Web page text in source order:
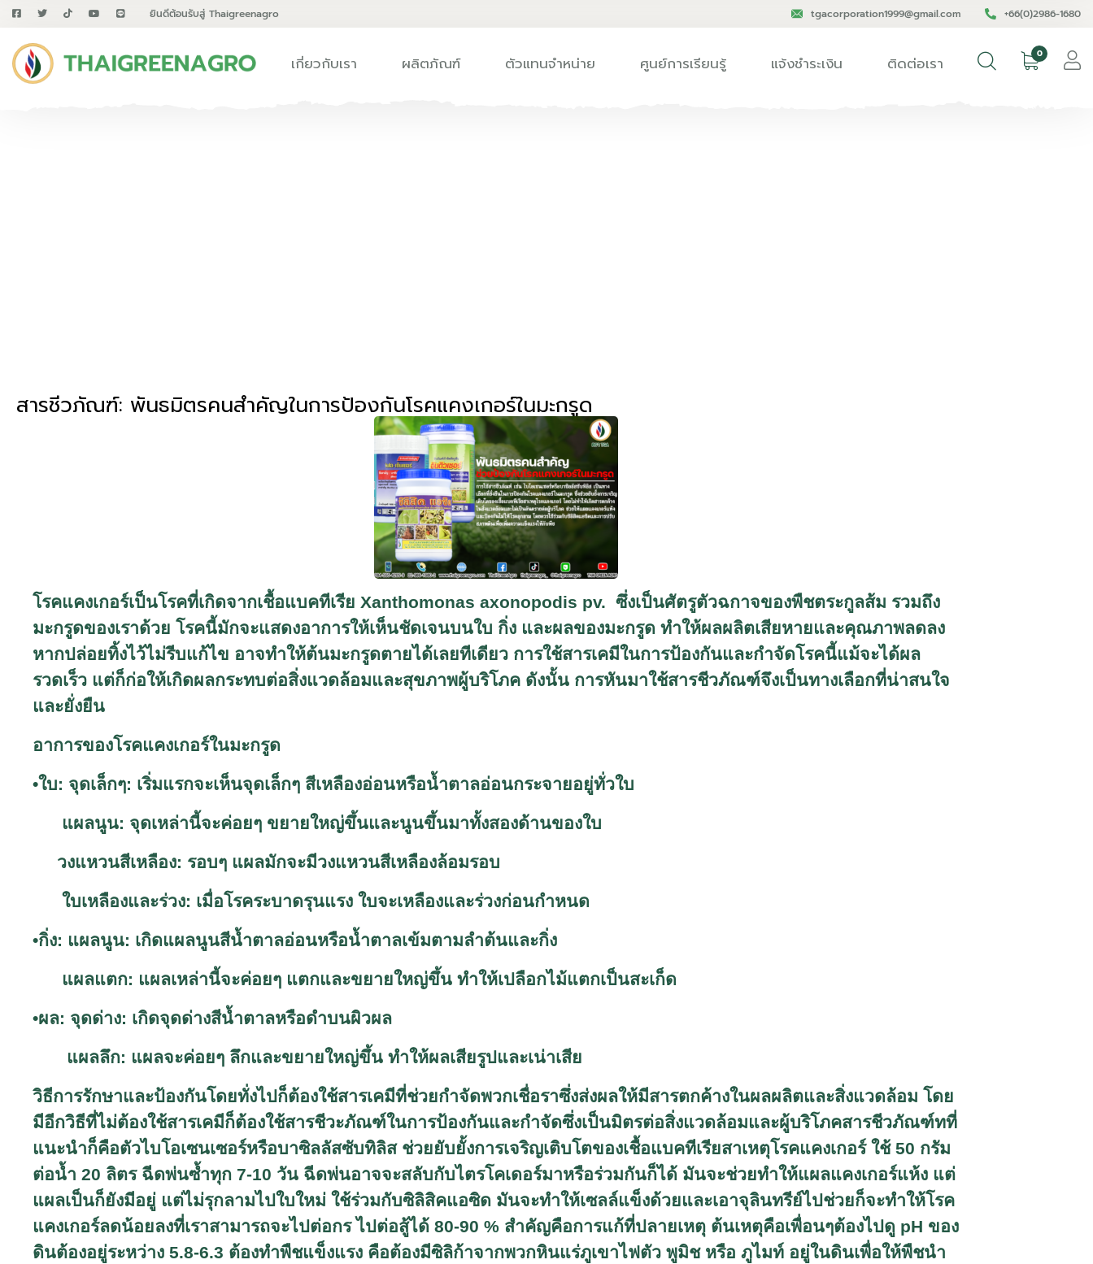
ยินดีต้อนรับสู่ Thaigreenagro tgacorporation1999@gmail.com +66(0)2986-1680
เกี่ยวกับเรา ผลิตภัณฑ์ ตัวแทนจำหน่าย ศูนย์การเรียนรู้ แจ้งชำระเงิน ติดต่อเรา 0
สารชีวภัณฑ์: พันธมิตรคนสำคัญในการป้องกันโรคแคงเกอร์ในมะกรูด
โรคแคงเกอร์เป็นโรคที่เกิดจากเชื้อแบคทีเรีย Xanthomonas axonopodis pv. ซึ่งเป็นศัตรูตัวฉกาจของพืชตระกูลส้ม รวมถึง
มะกรูดของเราด้วย โรคนี้มักจะแสดงอาการให้เห็นชัดเจนบนใบ กิ่ง และผลของมะกรูด ทำให้ผลผลิตเสียหายและคุณภาพลดลง
หากปล่อยทิ้งไว้ไม่รีบแก้ไข อาจทำให้ต้นมะกรูดตายได้เลยทีเดียว การใช้สารเคมีในการป้องกันและกำจัดโรคนี้แม้จะได้ผล
รวดเร็ว แต่ก็ก่อให้เกิดผลกระทบต่อสิ่งแวดล้อมและสุขภาพผู้บริโภค ดังนั้น การหันมาใช้สารชีวภัณฑ์จึงเป็นทางเลือกที่น่าสนใจ
และยั่งยืน
อาการของโรคแคงเกอร์ในมะกรูด
•ใบ: จุดเล็กๆ: เริ่มแรกจะเห็นจุดเล็กๆ สีเหลืองอ่อนหรือน้ำตาลอ่อนกระจายอยู่ทั่วใบ
แผลนูน: จุดเหล่านี้จะค่อยๆ ขยายใหญ่ขึ้นและนูนขึ้นมาทั้งสองด้านของใบ
วงแหวนสีเหลือง: รอบๆ แผลมักจะมีวงแหวนสีเหลืองล้อมรอบ
ใบเหลืองและร่วง: เมื่อโรคระบาดรุนแรง ใบจะเหลืองและร่วงก่อนกำหนด
•กิ่ง: แผลนูน: เกิดแผลนูนสีน้ำตาลอ่อนหรือน้ำตาลเข้มตามลำต้นและกิ่ง
แผลแตก: แผลเหล่านี้จะค่อยๆ แตกและขยายใหญ่ขึ้น ทำให้เปลือกไม้แตกเป็นสะเก็ด
•ผล: จุดด่าง: เกิดจุดด่างสีน้ำตาลหรือดำบนผิวผล
แผลลึก: แผลจะค่อยๆ ลึกและขยายใหญ่ขึ้น ทำให้ผลเสียรูปและเน่าเสีย
วิธีการรักษาและป้องกันโดยทั่งไปก็ต้องใช้สารเคมีที่ช่วยกำจัดพวกเชื่อราซึ่งส่งผลให้มีสารตกค้างในผลผลิตและสิ่งแวดล้อม โดย
มีอีกวิธีที่ไม่ต้องใช้สารเคมีก็ต้องใช้สารชีวะภัณฑ์ในการป้องกันและกำจัดซึ่งเป็นมิตรต่อสิ่งแวดล้อมและผู้บริโภคสารชีวภัณฑ์ทที่
แนะนำก็คือตัวไบโอเซนเซอร์หรือบาซิลลัสซับทิลิส ช่วยยับยั้งการเจริญเติบโตของเชื้อแบคทีเรียสาเหตุโรคแคงเกอร์ ใช้ 50 กรัม
ต่อน้ำ 20 ลิตร ฉีดพ่นซ้ำทุก 7-10 วัน ฉีดพ่นอาจจะสลับกับไตรโคเดอร์มาหรือร่วมกันก็ได้ มันจะช่วยทำให้แผลแคงเกอร์แห้ง แต่
แผลเป็นก็ยังมีอยู่ แต่ไม่รุกลามไปใบใหม่ ใช้ร่วมกับซิลิสิคแอซิด มันจะทำให้เซลล์แข็งด้วยและเอาจุลินทรีย์ไปช่วยก็จะทำให้โรค
แคงเกอร์ลดน้อยลงที่เราสามารถจะไปต่อกร ไปต่อสู้ได้ 80-90 % สำคัญคือการแก้ที่ปลายเหตุ ต้นเหตุคือเพื่อนๆต้องไปดู pH ของ
ดินต้องอยู่ระหว่าง 5.8-6.3 ต้องทำพืชแข็งแรง คือต้องมีซิลิก้าจากพวกหินแร่ภูเขาไฟตัว พูมิช หรือ ภูไมท์ อยู่ในดินเพื่อให้พืชนำ